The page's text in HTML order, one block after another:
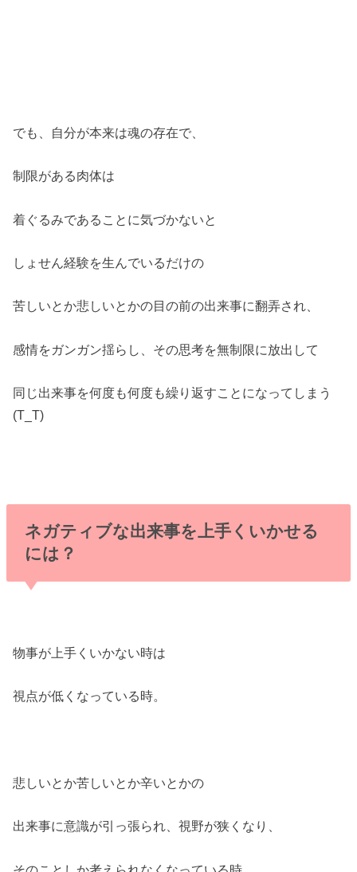
でも、自分が本来は魂の存在で、
制限がある肉体は
着ぐるみであることに気づかないと
しょせん経験を生んでいるだけの
苦しいとか悲しいとかの目の前の出来事に翻弄され、
感情をガンガン揺らし、その思考を無制限に放出して
同じ出来事を何度も何度も繰り返すことになってしまう
(T_T)
ネガティブな出来事を上手くいかせる
には？
物事が上手くいかない時は
視点が低くなっている時。
悲しいとか苦しいとか辛いとかの
出来事に意識が引っ張られ、視野が狭くなり、